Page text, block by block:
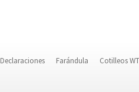
Declaraciones Farándula Cotilleos